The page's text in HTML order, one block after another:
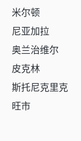
米尔顿
尼亚加拉
奥兰治维尔
皮克林
斯托尼克里克
旺市